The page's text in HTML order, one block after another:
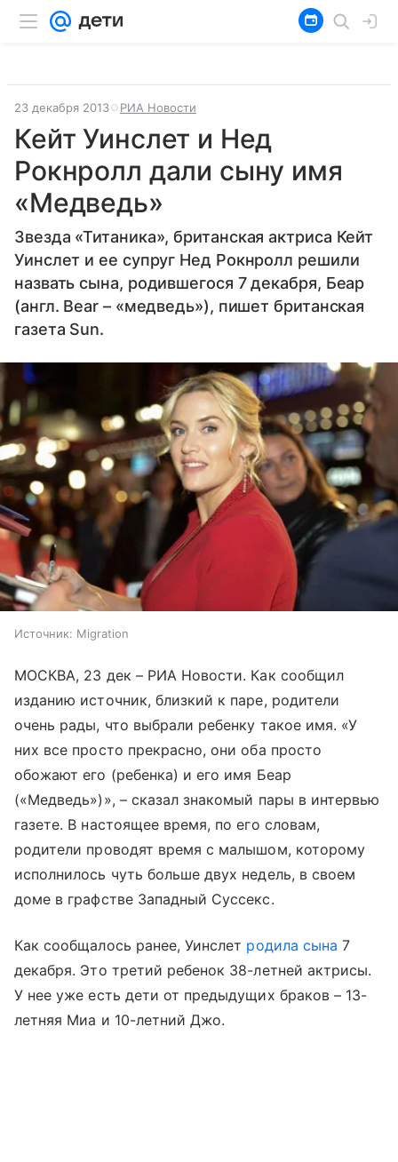
23 декабря 2013 РИА Новости
Кейт Уинслет и Нед
Рокнролл дали сыну имя
«Медведь»
Звезда «Титаника», британская актриса Кейт
Уинслет и ее супруг Нед Рокнролл решили
назвать сына, родившегося 7 декабря, Беар
(англ. Bear – «медведь»), пишет британская
газета Sun.
Источник: Migration
МОСКВА, 23 дек – РИА Новости. Как сообщил
изданию источник, близкий к паре, родители
очень рады, что выбрали ребенку такое имя. «У
них все просто прекрасно, они оба просто
обожают его (ребенка) и его имя Беар
(«Медведь»)», – сказал знакомый пары в интервью
газете. В настоящее время, по его словам,
родители проводят время с малышом, которому
исполнилось чуть больше двух недель, в своем
доме в графстве Западный Суссекс.
Как сообщалось ранее, Уинслет родила сына 7
декабря. Это третий ребенок 38-летней актрисы.
У нее уже есть дети от предыдущих браков – 13-
летняя Миа и 10-летний Джо.